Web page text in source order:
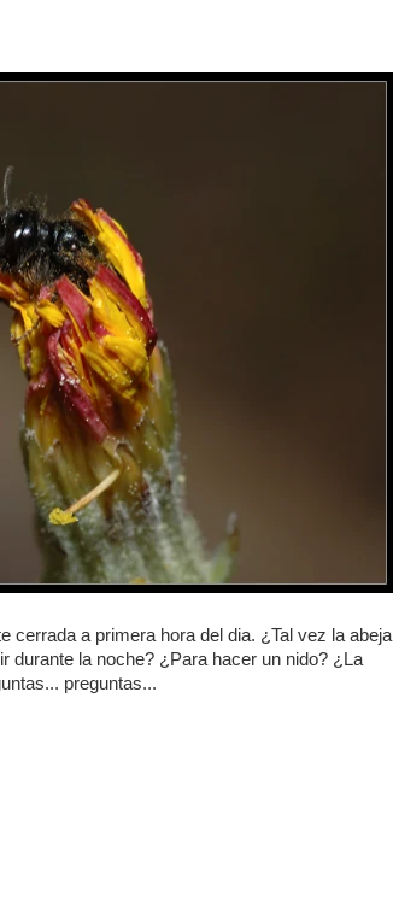
cerrada a primera hora del dia. ¿Tal vez la abeja
durante la noche? ¿Para hacer un nido? ¿La
preguntas...